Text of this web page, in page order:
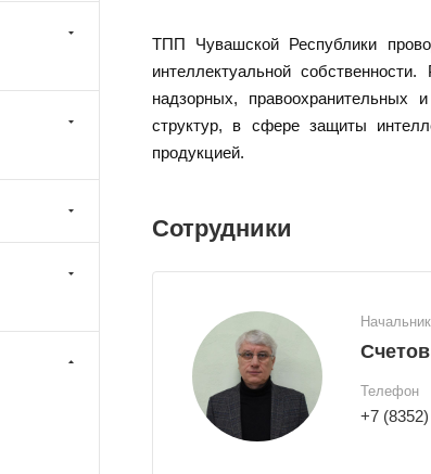
ТПП Чувашской Республики
интеллектуальной
надзорных, правоохранительных
структур, в сфере защиты
продукцией.
Сотрудники
Телефон
+7